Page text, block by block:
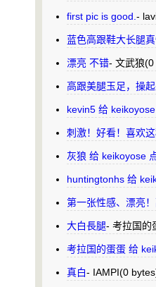
first pic is good. -
蓝色高跟鞋大长腿真
漂亮 不错- 文武狼(0
高跟美腿玉足，操
kevin5 给 keikoyose
刺激！好看！喜欢这
灰狼 给 keikoyose
huntingtonhs 给
第一张性感、漂亮
大白長腿- 考拉国的
考拉国的蛋蛋 给
真白- IAMPI(0